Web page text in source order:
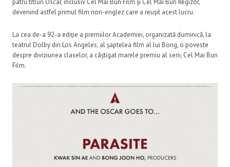
patru titluri Oscar, inclusiv Cel Mai Bun Film și Cel Mai Bun Regizor,
devenind astfel primul film non-englez care a reușit acest lucru.
La cea de-a 92-a ediție a premiilor Academiei, organizată duminică, la
teatrul Dolby din Los Angeles, al șaptelea film al lui Bong, o poveste
despre diviziunea claselor, a câștigat marele premiu al serii, Cel Mai Bun
Film.